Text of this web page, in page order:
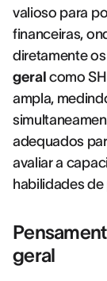
valioso para
financeiras,
diretamente
geral como
ampla,
adequados
avaliar a
habilidades
geral